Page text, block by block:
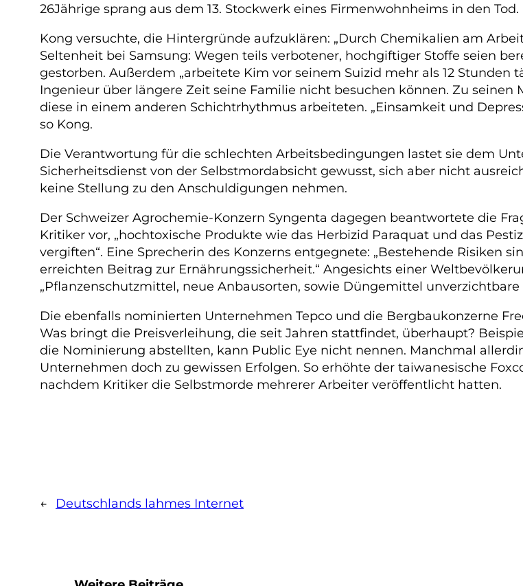
26Jährige sprang aus dem 13. Stockwerk eines Firmenwohnheims in den Tod.
Kong versuchte, die Hintergründe aufzuklären: „Durch Chemikalien am
Seltenheit bei Samsung: Wegen teils verbotener, hochgiftiger Stoffe seien
gestorben. Außerdem „arbeitete Kim vor seinem Suizid mehr als 12 Stunden
Ingenieur über längere Zeit seine Familie nicht besuchen können. Zu
diese in einem anderen Schichtrhythmus arbeiteten. „Einsamkeit und
so Kong.
Die Verantwortung für die schlechten Arbeitsbedingungen lastet sie dem
Sicherheitsdienst von der Selbstmordabsicht gewusst, sich aber nicht
keine Stellung zu den Anschuldigungen nehmen.
Der Schweizer Agrochemie-Konzern Syngenta dagegen beantwortete die
Kritiker vor, „hochtoxische Produkte wie das Herbizid Paraquat und das
vergiften“. Eine Sprecherin des Konzerns entgegnete: „Bestehende Risiken
erreichten Beitrag zur Ernährungssicherheit.“ Angesichts einer
„Pflanzenschutzmittel, neue Anbausorten, sowie Düngemittel
Die ebenfalls nominierten Unternehmen Tepco und die Bergbaukonzerne
Was bringt die Preisverleihung, die seit Jahren stattfindet, überhaupt?
die Nominierung abstellten, kann Public Eye nicht nennen. Manchmal
Unternehmen doch zu gewissen Erfolgen. So erhöhte der taiwanesische
nachdem Kritiker die Selbstmorde mehrerer Arbeiter veröffentlicht hatten.
← Deutschlands lahmes Internet